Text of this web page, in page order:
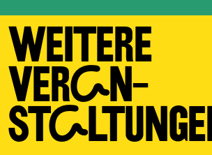
WEITERE
VERAN­